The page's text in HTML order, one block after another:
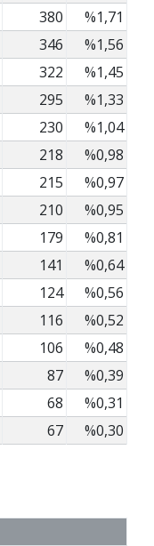
380
%1,71
346
%1,56
322
%1,45
295
%1,33
230
%1,04
218
%0,98
215
%0,97
210
%0,95
179
%0,81
141
%0,64
124
%0,56
116
%0,52
106
%0,48
87
%0,39
68
%0,31
67 %0,30